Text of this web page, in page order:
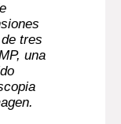
tres
una